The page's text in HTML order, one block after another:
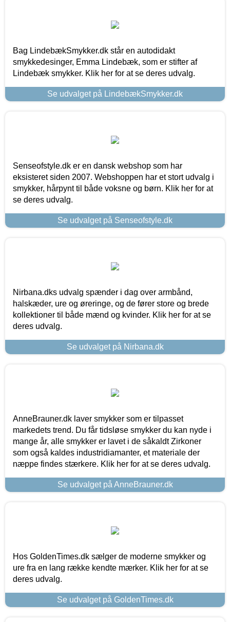
Bag LindebækSmykker.dk står en autodidakt
smykkedesinger, Emma Lindebæk, som er stifter af
Lindebæk smykker. Klik her for at se deres udvalg.
Se udvalget på LindebækSmykker.dk
Senseofstyle.dk er en dansk webshop som har
eksisteret siden 2007. Webshoppen har et stort udvalg i
smykker, hårpynt til både voksne og børn. Klik her for at
se deres udvalg.
Se udvalget på Senseofstyle.dk
Nirbana.dks udvalg spænder i dag over armbånd,
halskæder, ure og øreringe, og de fører store og brede
kollektioner til både mænd og kvinder. Klik her for at se
deres udvalg.
Se udvalget på Nirbana.dk
AnneBrauner.dk laver smykker som er tilpasset
markedets trend. Du får tidsløse smykker du kan nyde i
mange år, alle smykker er lavet i de såkaldt Zirkoner
som også kaldes industridiamanter, et materiale der
næppe findes stærkere. Klik her for at se deres udvalg.
Se udvalget på AnneBrauner.dk
Hos GoldenTimes.dk sælger de moderne smykker og
ure fra en lang række kendte mærker. Klik her for at se
deres udvalg.
Se udvalget på GoldenTimes.dk